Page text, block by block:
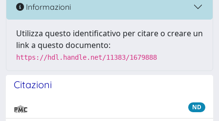
Informazioni
Utilizza questo identificativo per citare o creare un
link a questo documento:
https://hdl.handle.net/11383/1679888
Citazioni
ND